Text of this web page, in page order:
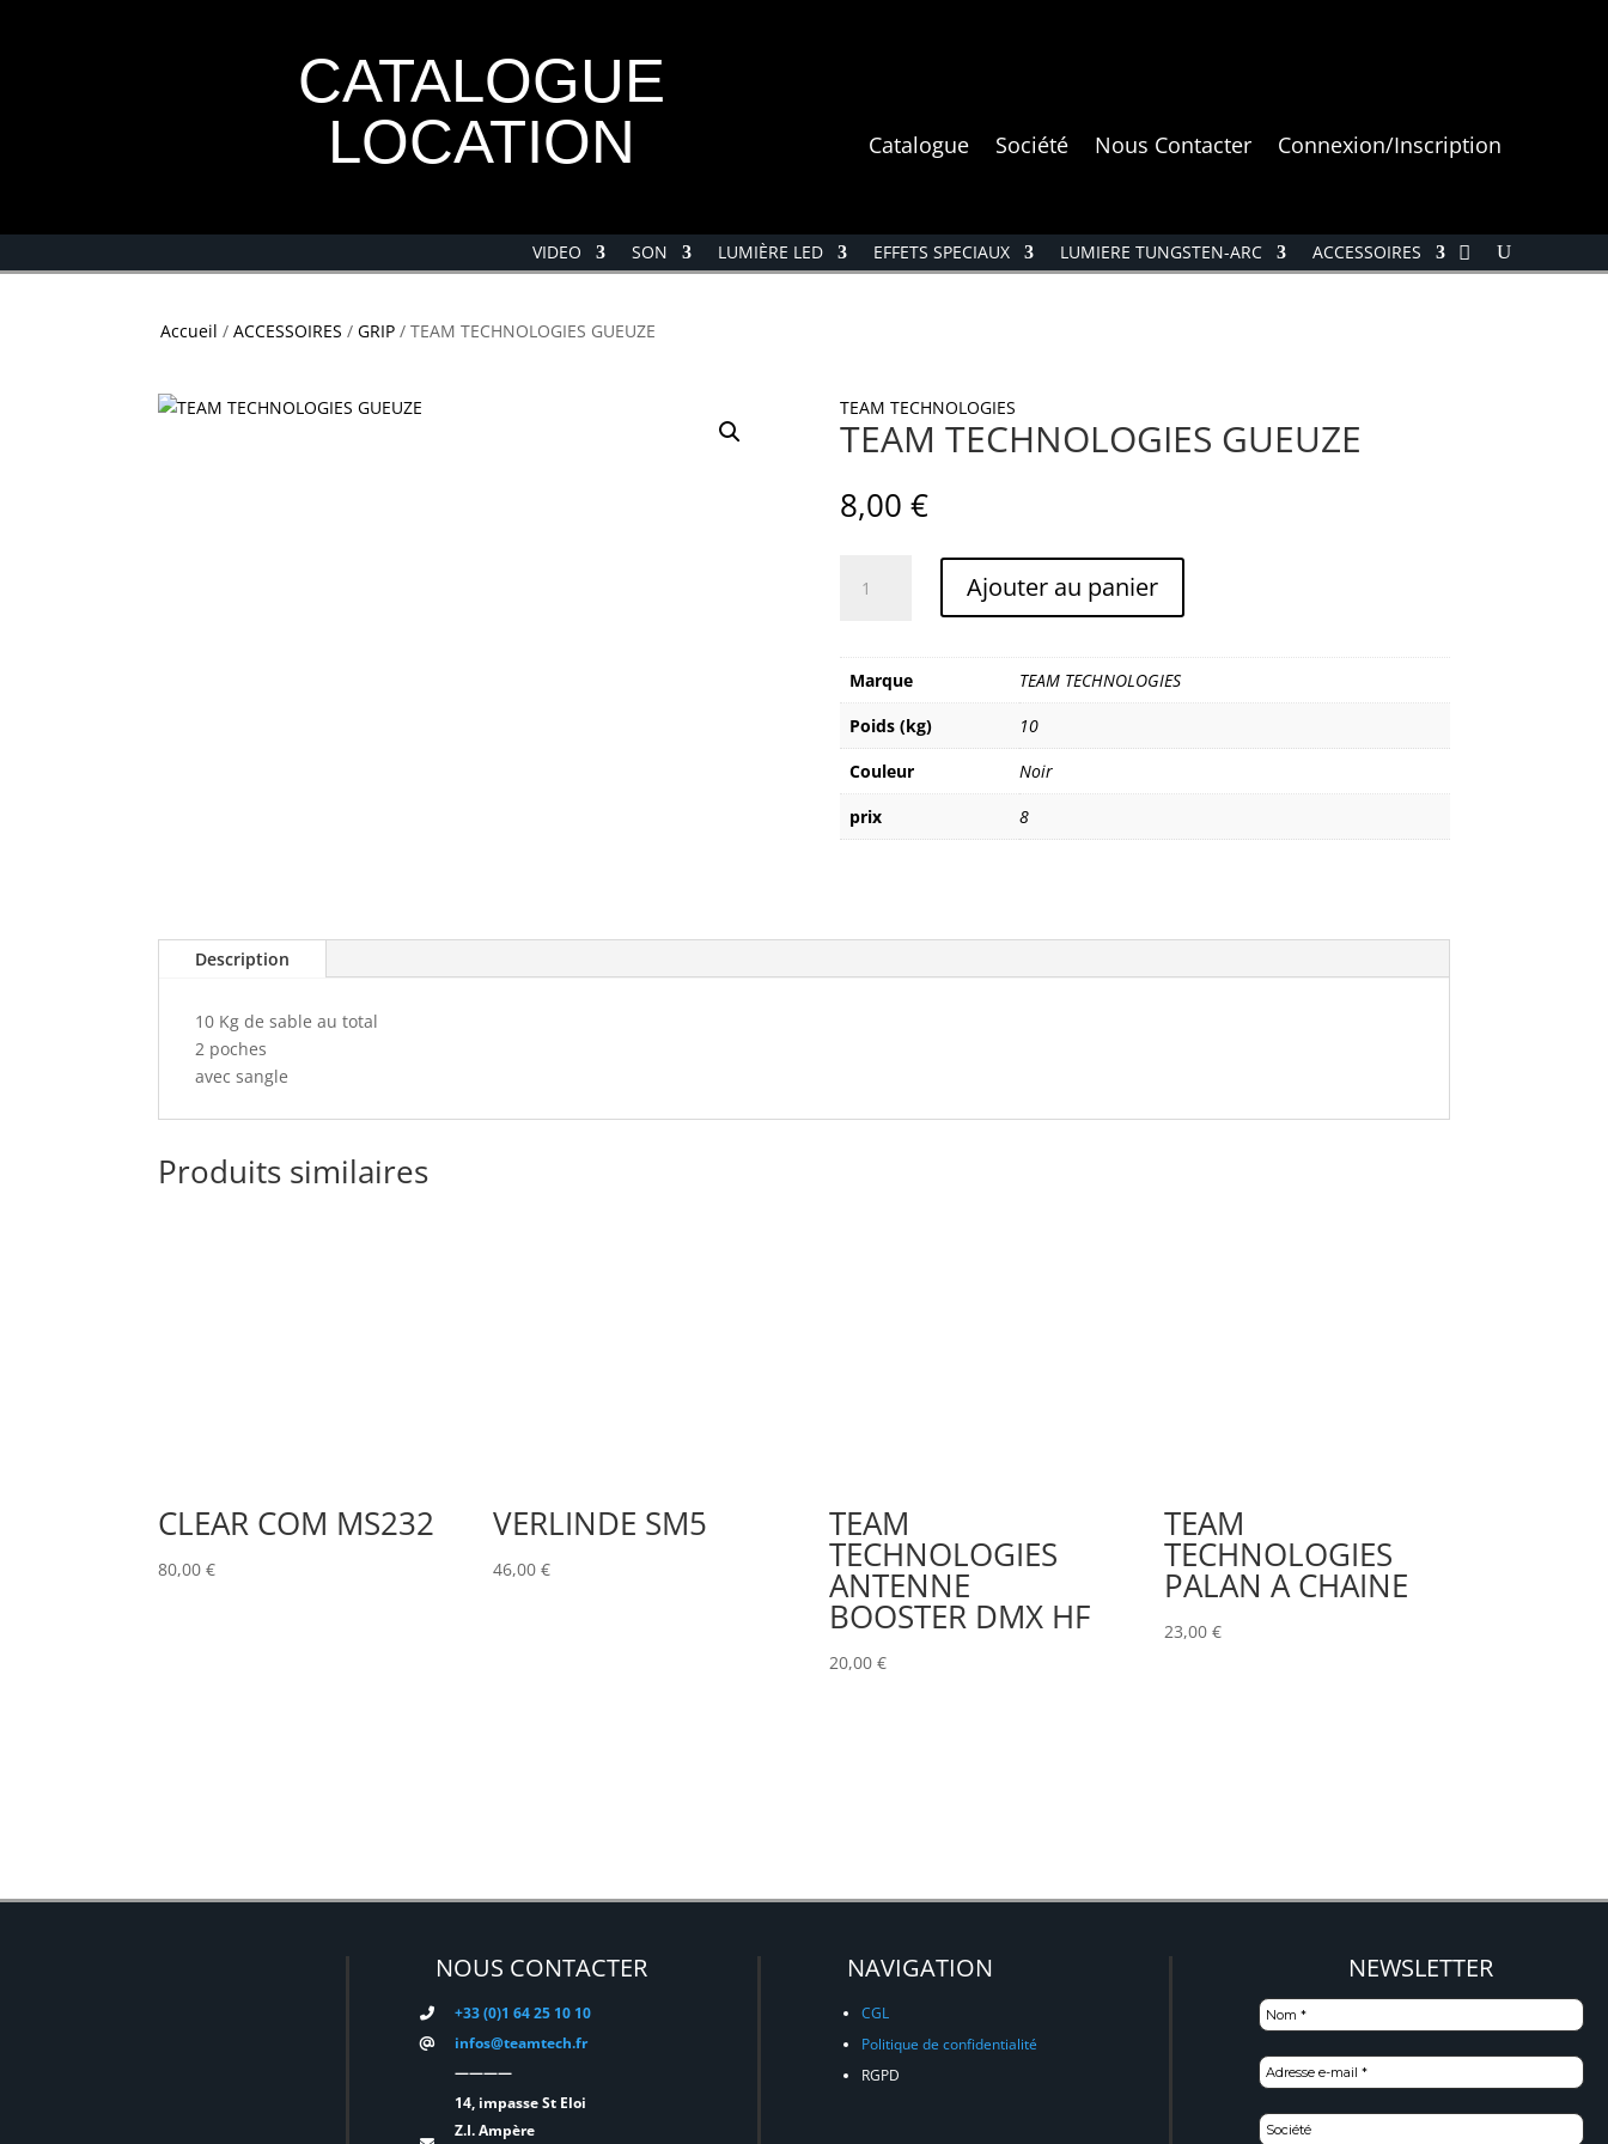
CATALOGUE
LOCATION
Catalogue Société Nous Contacter Connexion/Inscription
VIDEO SON LUMIÈRE LED EFFETS SPECIAUX LUMIERE TUNGSTEN-ARC ACCESSOIRES
Accueil /ACCESSOIRES /GRIP / TEAM TECHNOLOGIES GUEUZE
TEAM TECHNOLOGIES
TEAM TECHNOLOGIES GUEUZE
8,00 €
GUEUZE
Ajouter au panier
Marque
TEAM TECHNOLOGIES
Poids (kg)
10
Couleur
Noir
prix
8
Description
10 Kg de sable au total
2 poches
avec sangle
Produits similaires
CLEAR COM MS232
80,00 €
VERLINDE SM5
46,00€
TEAM
TECHNOLOGIES
ANTENNE
BOOSTER DMX HF
20,00 €
TEAM
TECHNOLOGIES
PALAN A CHAINE
23,00 €
NOUS CONTACTER
+33 (0)1 64 25 10 10
infos@teamtech.fr
————
14, impasse St Eloi
Z.I. Ampère
NAVIGATION
CGL
Politique de confidentialité
RGPD
NEWSLETTER